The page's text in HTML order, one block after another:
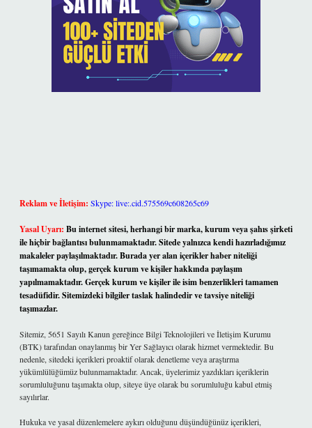
Reklam ve İletişim: Skype: live:.cid.575569c608265c69
Yasal Uyarı: Bu internet sitesi, herhangi bir marka, kurum veya şahıs şirketi
ile hiçbir bağlantısı bulunmamaktadır. Sitede yalnızca kendi hazırladığımız
makaleler paylaşılmaktadır. Burada yer alan içerikler haber niteliği
taşımamakta olup, gerçek kurum ve kişiler hakkında paylaşım
yapılmamaktadır. Gerçek kurum ve kişiler ile isim benzerlikleri tamamen
tesadüfidir. Sitemizdeki bilgiler taslak halindedir ve tavsiye niteliği
taşımazlar.
Sitemiz, 5651 Sayılı Kanun gereğince Bilgi Teknolojileri ve İletişim Kurumu
(BTK) tarafından onaylanmış bir Yer Sağlayıcı olarak hizmet vermektedir. Bu
nedenle, sitedeki içerikleri proaktif olarak denetleme veya araştırma
yükümlülüğümüz bulunmamaktadır. Ancak, üyelerimiz yazdıkları içeriklerin
sorumluluğunu taşımakta olup, siteye üye olarak bu sorumluluğu kabul etmiş
sayılırlar.
Hukuka ve yasal düzenlemelere aykırı olduğunu düşündüğünüz içerikleri,